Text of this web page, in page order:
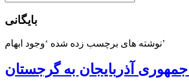
بایگانی
نوشته های برچسب زده شده ‘وجود ابهام’
آذربایجان به گرجستان